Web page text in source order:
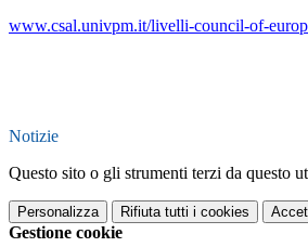
www.csal.univpm.it/livelli-council-of-
Notizie
Questo sito o gli strumenti terzi da questo
Personalizza Rifiuta tutti i cookies
Gestione cookie